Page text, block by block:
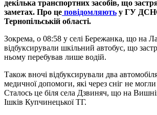
декілька транспортних засобів, що
заметах. Про це повідомляють у ГУ
Тернопільській області.
Зокрема, о 08:58 у селі Бережанка, що на
відбуксирували шкільний автобус, що
ньому перебував лише водій.
Також вночі відбуксирували два
медичної допомоги, які через сніг не
Сталось це біля села Дзвиняч, що на
Ішків Купчинецької ТГ.